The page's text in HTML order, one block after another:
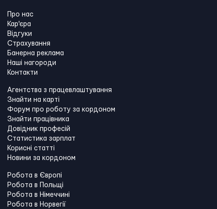
Про нас
Кар'єра
Відгуки
Страхування
Банерна реклама
Наші нагороди
Контакти
Агентства з працевлаштування
Знайти на карті
Форум про роботу за кордоном
Знайти працівника
Довідник професій
Статистика зарплат
Корисні статті
Новини за кордоном
Робота в Європі
Робота в Польщі
Робота в Німеччині
Робота в Норвегії